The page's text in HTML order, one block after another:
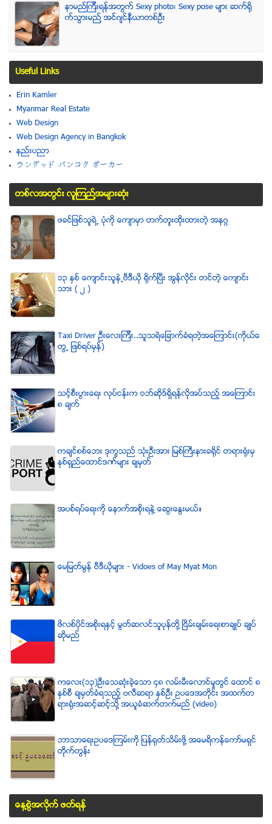
နာမည္ၾကီးရန္အတြက္ Sexy photo၊ Sexy pose မ်ား ဆက္ရို
က္သြားမည္႔ အင္ဂ်င္နီယာတစ္ဦး
Useful Links
Erin Kamler
Myanmar Real Estate
Web Design
Web Design Agency in Bangkok
နည္းပညာ
ラングッド バンコク ポーカー
တစ္လအတြင္း လူၾကည္႔အမ်ားဆံုး
ဖခင္ျဖစ္သူရဲ႕ ပံုကို ေက်ာမွာ တက္တူးထိုးထားတဲ့ အနဂၢ
၁၃ ႏွစ္ ေက်ာင္းသူနဲ႕ဗီဒီယို ရိုက္ျပီး အြန္လိုင္း တင္တဲ့ ေက်ာင္း
သား ( ၂ )
Taxi Driver ဦးေလးၾကီး..သူသရဲေျခာက္ခံရတဲ့အေၾကာင္း(ကိုယ္ေ
တြ႕ ျဖစ္ရပ္မွန္)
သင့္စီးပြားေရး လုပ္ငန္းက ဝဘ္ဆိုဒ္ရွိရန္လိုအပ္သည့္ အေၾကာင္း
၈ ခ်က္
ကခ်င္စစ္ေဘး ဒုကၡသည္ သံုးဦးအား ျမစ္ႀကီးနားခရိုင္ တရားရံုးမွ
ႏွစ္ရွည္ေထာင္ဒဏ္မ်ား ခ်မွတ္
အပစ္ရပ္ေရးကို ေနာက္အစိုးရနဲ႔ ေဆြးေႏြးမယ္။
ေမျမတ္မြန္ ဗီဒီယုိမ်ား - Vidoes of May Myat Mon
ဖိလစ္ပိုင္အစိုးရႏွင့္ မြတ္ဆလင္သူပုန္တို႔ ၿငိမ္းခ်မ္းေရးစာခ်ဳပ္ ခ်ဳပ္
ဆိုမည္
ကေလး(၁၃)ဦးေသဆံုးခဲ့ေသာ ၄၈ လမ္းမီးေလာင္မႈတြင္ ေထာင္ ၈
ႏွစ္စီ ခ်မွတ္ခံရသည့္ ဗလီဆရာ ႏွစ္ဦး ဥပေဒအတိုင္း အထက္တ
ရားရံုးအဆင့္ဆင့္သို႔ အယူခံဆက္တက္မည္ (video)
ဘာသာေရးဥပေဒၾကမ္းကို ျပန္ရုတ္သိမ္းဖို႔ အေမရိကန္ေကာ္မရွင္
တိုက္တြန္း
ေန႔စြဲအလိုက္ ဖတ္ရန္